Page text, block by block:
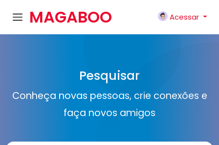
MAGABOO
Acessar
Pesquisar
Conheça novas pessoas, crie conexões e
faça novos amigos